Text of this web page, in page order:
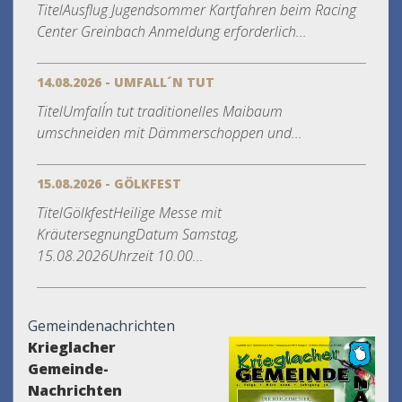
TitelAusflug Jugendsommer Kartfahren beim Racing
Center Greinbach Anmeldung erforderlich...
14.08.2026 - UMFALL´N TUT
TitelUmfall´n tut traditionelles Maibaum
umschneiden mit Dämmerschoppen und...
15.08.2026 - GÖLKFEST
TitelGölkfestHeilige Messe mit
KräutersegnungDatum Samstag,
15.08.2026Uhrzeit 10.00...
Gemeindenachrichten
Krieglacher
Gemeinde-
Nachrichten